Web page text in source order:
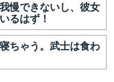
慢できないし、彼女
るはず！
ちゃう。武士は食わ